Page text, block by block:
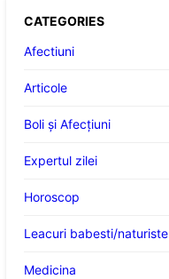
CATEGORIES
Afectiuni
Articole
Boli și Afecțiuni
Expertul zilei
Horoscop
Leacuri babesti/naturiste
Medicina